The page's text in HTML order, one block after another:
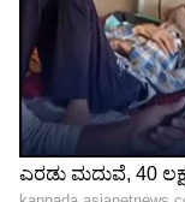
ಕನಕೋತ್ಸವದಲ್ಲಿ
Shetty speech
ಶೇ.50 ರಿಂದ
ಟ್ರಂಪ್ ಐತಿಹಾಸಿಕ
Trade Deal |